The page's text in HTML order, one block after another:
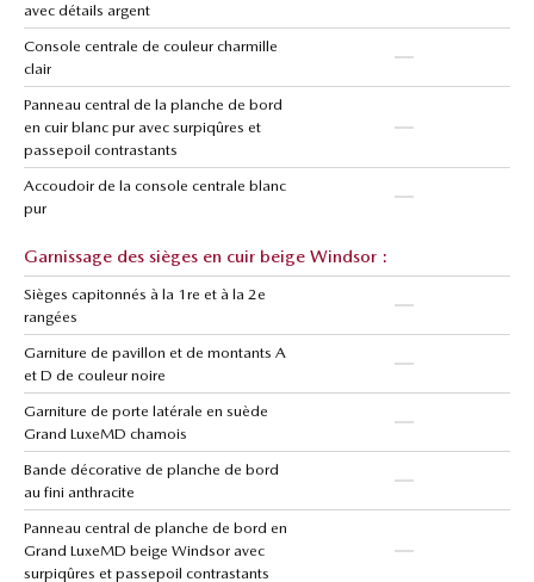
avec détails argent
Console centrale de couleur charmille
clair
Panneau central de la planche de bord
en cuir blanc pur avec surpiqûres et
passepoil contrastants
Accoudoir de la console centrale blanc
pur
Garnissage des sièges en cuir beige Windsor :
Sièges capitonnés à la 1re et à la 2e
rangées
Garniture de pavillon et de montants A
et D de couleur noire
Garniture de porte latérale en suède
Grand LuxeMD chamois
Bande décorative de planche de bord
au fini anthracite
Panneau central de planche de bord en
Grand LuxeMD beige Windsor avec
surpiqûres et passepoil contrastants